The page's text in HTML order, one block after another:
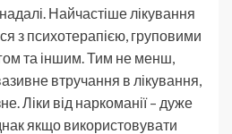
Найчастіше лікування
з психотерапією, груповими
та іншим. Тим не менш,
втручання в лікування,
Ліки від наркоманії – дуже
якщо використовувати